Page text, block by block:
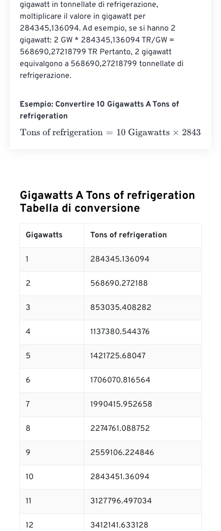
gigawatt in tonnellate di refrigerazione,
moltiplicare il valore in gigawatt per
284345,136094. Ad esempio, se si hanno 2
gigawatt: 2 GW * 284345,136094 TR/GW =
568690,27218799 TR Pertanto, 2 gigawatt
equivalgono a 568690,27218799 tonnellate di
refrigerazione.
Esempio: Convertire 10 Gigawatts A Tons of
refrigeration
Tons of refrigeration=10 Gigawatts×284345.136094
Gigawatts A Tons of refrigeration
Tabella di conversione
Gigawatts Tons of refrigeration
1 284345.136094
2 568690.272188
3 853035.408282
4 1137380.544376
5 1421725.68047
6 1706070.816564
7 1990415.952658
8 2274761.088752
9 2559106.224846
10 2843451.36094
11 3127796.497034
12 3412141.633128